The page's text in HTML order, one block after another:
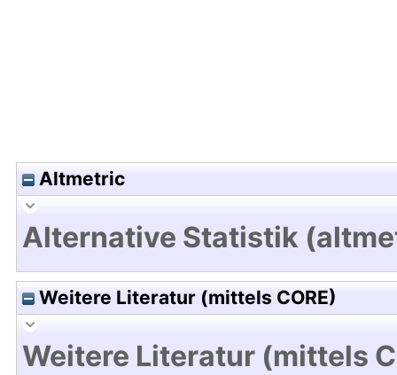
Altmetric
Alternative Statistik
Weitere Literatur (mittels CORE)
Weitere Literatur (mittels